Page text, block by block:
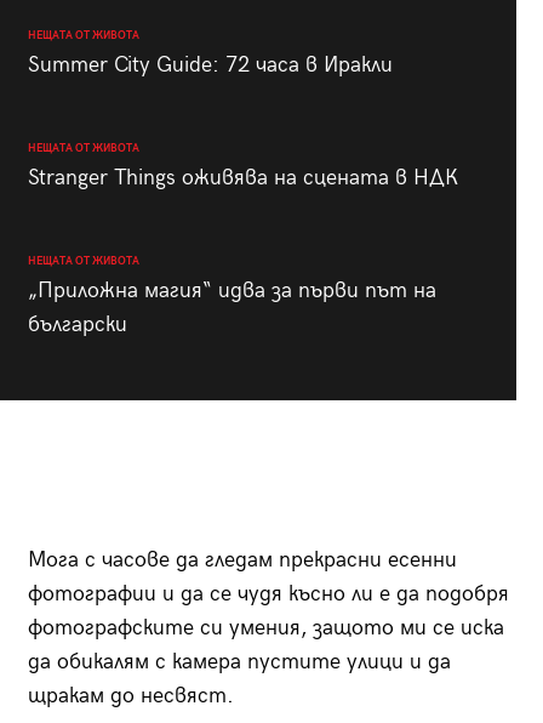
НЕЩАТА ОТ ЖИВОТА
Summer City Guide: 72 часа в Иракли
НЕЩАТА ОТ ЖИВОТА
Stranger Things оживява на сцената в НДК
НЕЩАТА ОТ ЖИВОТА
„Приложна магия“ идва за първи път на
български
Мога с часове да гледам прекрасни есенни
фотографии и да се чудя късно ли е да подобря
фотографските си умения, защото ми се иска
да обикалям с камера пустите улици и да
щракам до несвяст.